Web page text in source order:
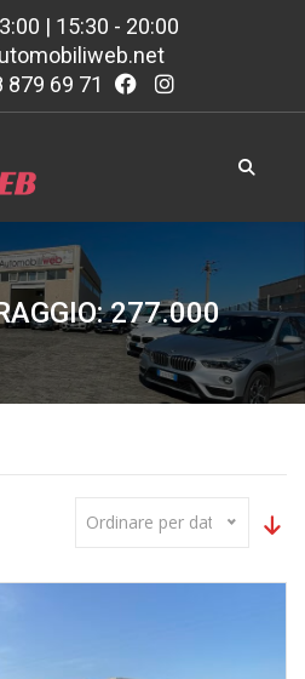
| 15:30 - 20:00
879 69 71
277.000
Ordinare per data